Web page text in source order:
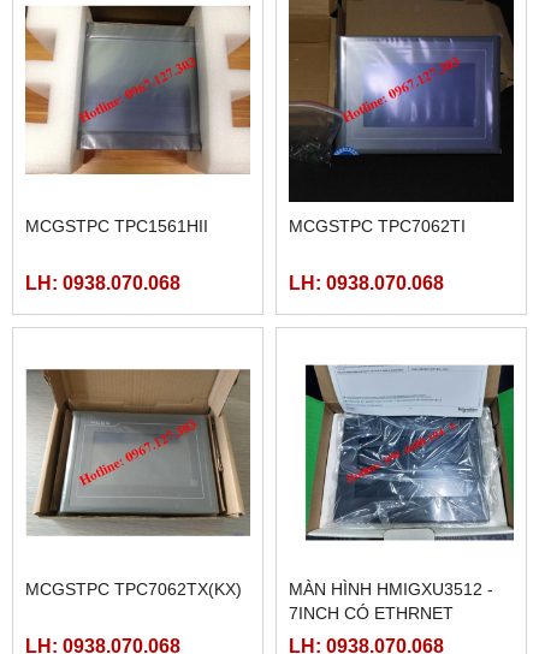
MCGSTPC TPC1561HII
LH: 0938.070.068
MCGSTPC TPC7062TI
LH: 0938.070.068
MCGSTPC TPC7062TX(KX)
LH: 0938.070.068
MÀN HÌNH HMIGXU3512 -
7INCH CÓ ETHRNET
LH: 0938.070.068